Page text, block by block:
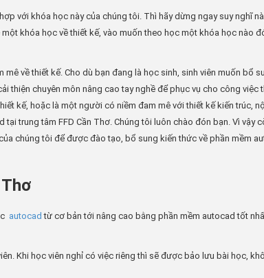
với khóa học này của chúng tôi. Thì hãy dừng ngay suy nghĩ
khóa học về thiết kế, vào muốn theo học một khóa học nào
về thiết kế. Cho dù bạn đang là học sinh, sinh viên muốn bổ
thiện chuyên môn nâng cao tay nghề để phục vụ cho công việc
kế, hoặc là một người có niềm đam mê với thiết kế kiến trúc,
trung tâm FFD Cần Thơ. Chúng tôi luôn chào đón bạn. Vì vậy
chúng tôi để được đào tạo, bổ sung kiến thức về phần mềm
autocad từ cơ bản tới nâng cao bằng phần mềm autocad tốt
Khi học viên nghỉ có việc riêng thì sẽ được bảo lưu bài học,